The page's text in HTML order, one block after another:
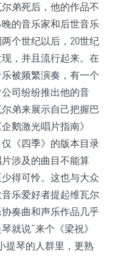
弟死后，他的作品不
的音乐家和后世音乐
个世纪以后，20世纪
，并且流行起来。在
被频繁演奏，有一个
司纷纷推出他的音
弟来展示自己把握巴
鹅激光唱片指南》
《四季》的版本目录
涉及的曲目不能算
得可怜。这也与大众
乐爱好者提起维瓦尔
奏曲和声乐作品几乎
就说“来个《梁祝》
提琴的人群里，更熟